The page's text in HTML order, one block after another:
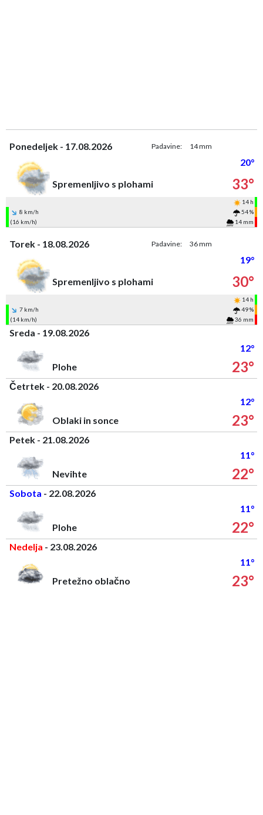
Ponedeljek - 17.08.2026 Padavine: 14 mm
20°
Spremenljivo s plohami
33°
14 h
8 km/h
54 %
(16 km/h)
14 mm
Torek - 18.08.2026 Padavine: 36 mm
19°
Spremenljivo s plohami
30°
14 h
7 km/h
49 %
(14 km/h)
36 mm
Sreda - 19.08.2026
12°
Plohe
23°
Četrtek - 20.08.2026
12°
Oblaki in sonce
23°
Petek - 21.08.2026
11°
Nevihte
22°
Sobota - 22.08.2026
11°
Plohe
22°
Nedelja - 23.08.2026
11°
Pretežno oblačno
23°